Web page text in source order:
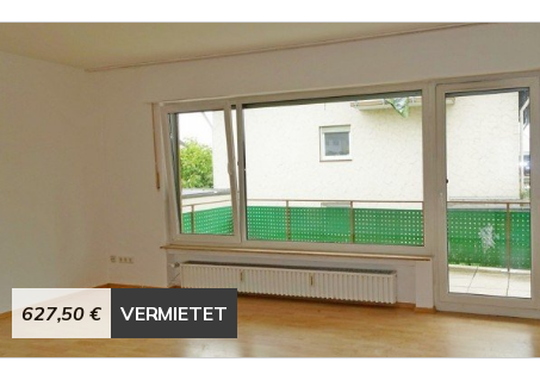
627,50 € VERMIETET